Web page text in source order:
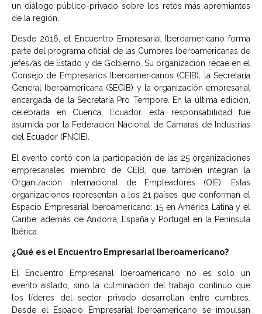
un diálogo público-privado sobre los retos más apremiantes
de la región.
Desde 2016, el Encuentro Empresarial Iberoamericano forma
parte del programa oficial de las Cumbres Iberoamericanas de
jefes/as de Estado y de Gobierno. Su organización recae en el
Consejo de Empresarios Iberoamericanos (CEIB), la Secretaría
General Iberoamericana (SEGIB) y la organización empresarial
encargada de la Secretaría Pro Tempore. En la última edición,
celebrada en Cuenca, Ecuador, esta responsabilidad fue
asumida por la Federación Nacional de Cámaras de Industrias
del Ecuador (FNCIE).
El evento contó con la participación de las 25 organizaciones
empresariales miembro de CEIB, que también integran la
Organización Internacional de Empleadores (OIE). Estas
organizaciones representan a los 21 países que conforman el
Espacio Empresarial Iberoamericano: 15 en América Latina y el
Caribe, además de Andorra, España y Portugal en la Península
Ibérica.
¿Qué es el Encuentro Empresarial Iberoamericano?
El Encuentro Empresarial Iberoamericano no es solo un
evento aislado, sino la culminación del trabajo continuo que
los líderes del sector privado desarrollan entre cumbres.
Desde el Espacio Empresarial Iberoamericano se impulsan